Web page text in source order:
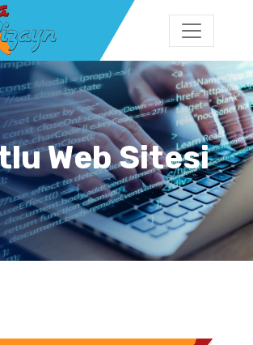
Web Sitesi